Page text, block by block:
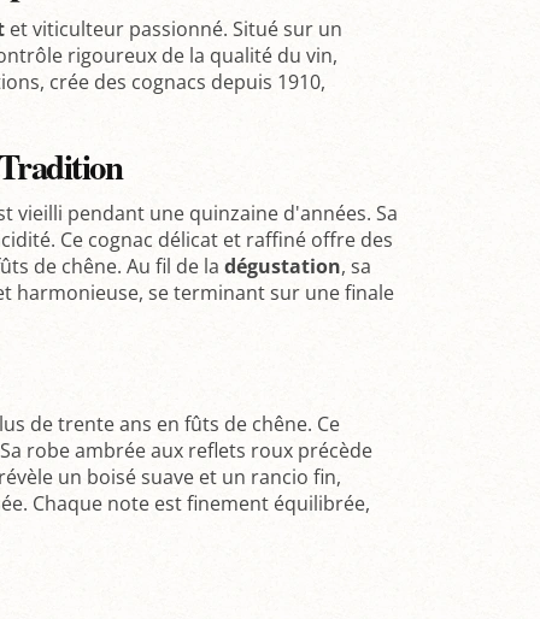
et viticulteur passionné. Situé sur un
rigoureux de la qualité du vin,
crée des cognacs depuis 1910,
vieilli pendant une quinzaine d'années. Sa
Ce cognac délicat et raffiné offre des
de chêne. Au fil de ladégustation, sa
harmonieuse, se terminant sur une finale
de trente ans en fûts de chêne. Ce
robe ambrée aux reflets roux précède
un boisé suave et un rancio fin,
Chaque note est finement équilibrée,